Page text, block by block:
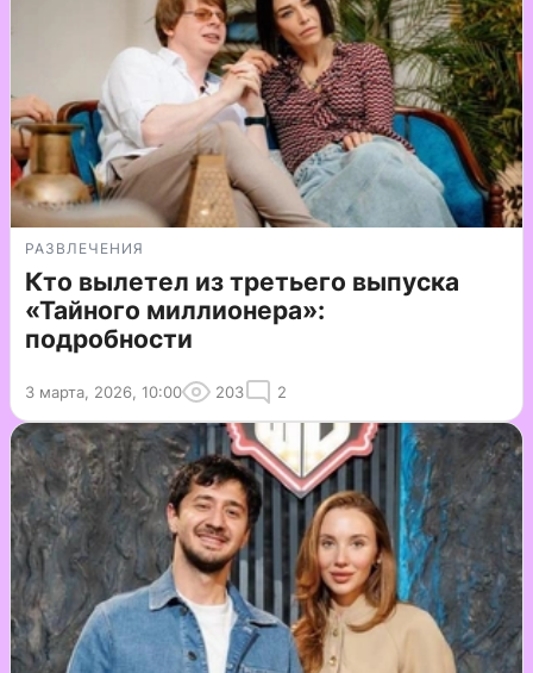
РАЗВЛЕЧЕНИЯ
Кто вылетел из третьего выпуска
«Тайного миллионера»:
подробности
3 марта, 2026, 10:00 203 2